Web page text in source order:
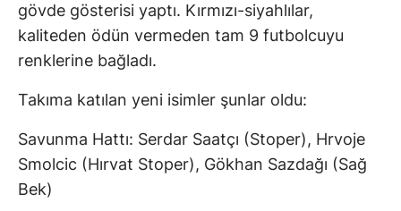
gövde gösterisi yaptı. Kırmızı-siyahlılar,
kaliteden ödün vermeden tam 9 futbolcuyu
renklerine bağladı.
Takıma katılan yeni isimler şunlar oldu:
Savunma Hattı: Serdar Saatçı (Stoper), Hrvoje
Smolcic (Hırvat Stoper), Gökhan Sazdağı (Sağ
Bek)